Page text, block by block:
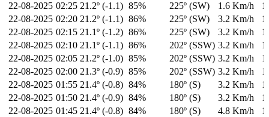
22-08-2025 02:25 21.2º (-1.1) 85% 225º (SW) 1.6 Km/h
22-08-2025 02:20 21.2º (-1.1) 86% 225º (SW) 3.2 Km/h
22-08-2025 02:15 21.1º (-1.2) 86% 225º (SW) 3.2 Km/h
22-08-2025 02:10 21.1º (-1.1) 86% 202º (SSW) 3.2 Km/h
22-08-2025 02:05 21.2º (-1.0) 85% 202º (SSW) 3.2 Km/h
22-08-2025 02:00 21.3º (-0.9) 85% 202º (SSW) 3.2 Km/h
22-08-2025 01:55 21.4º (-0.8) 84% 180º (S) 3.2 Km/h
22-08-2025 01:50 21.4º (-0.9) 84% 180º (S) 3.2 Km/h
22-08-2025 01:45 21.4º (-0.8) 84% 180º (S) 4.8 Km/h